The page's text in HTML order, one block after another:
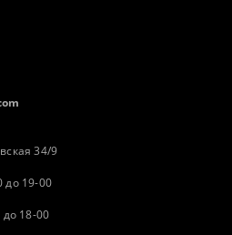
34/9
до 19-00
до 18-00